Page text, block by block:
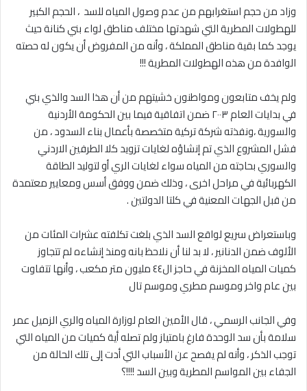
‎وزاد من حجم استغرابهم من عدم وصول المياه للسد ، الحجم الكبير
للهطولات المطرية التي شهدتها مختلف مناطق لواء بني كنانة حيث
يوجد كما بقية مناطق المملكة ، وأنه من المفروض أن يكون له حصته
الوافدة من هذه الهطولات المطرية !!!
‎ولم يخف متابعون ومواطنون خشيتهم من أن هذا السد والذي بني
في بدايات العام ٢٠٠٣ ضمن اتفاقية فيما بين الحكومة الأردنية
والسورية ،ونفذته شركة تركية متخصصة بأعمال بناء السدود ، من
فشل المشروع الذي تم إنشاؤه لغايات تزويد كلا الطرفين الاردني
والسوري بحاجته من المياه سواء لغايات الري أو لتوليد الطاقة
الكهربائية في مراحل اخرى ، وذلك ضمن ووفق أسس ومعايير معتمدة
من قبل الجهات المعنية في كلتا الدولتين .
‎وباستعراض سريع لواقع السد الذي بلغت تكلفته عشرات المئات من
الألوف ضمن الدنانير ، لا بد لنا أن نلاحظ بانه ومنذ إنشاءه لم تتجاوز
كميات المياه المخزنة في حاجز ال٤٤ مليون متر مكعب ، وأنها تتفاوت
بين عام واخر وموسم مطري وموسم تال
‎وفي الجانب الرسمي ، قال الأمين العام لوزارة المياه والري الزميل عمر
سلامة بأن سد الوحدة فارغ بامتياز ولم تصله أية كميات من المياه التي
توجب الذكر ، وأنه لم يفصح عن الأسباب التي أدت إلى تلك الحالة من
الجفاء بين المواسم المطرية وبين السد !!!!؟